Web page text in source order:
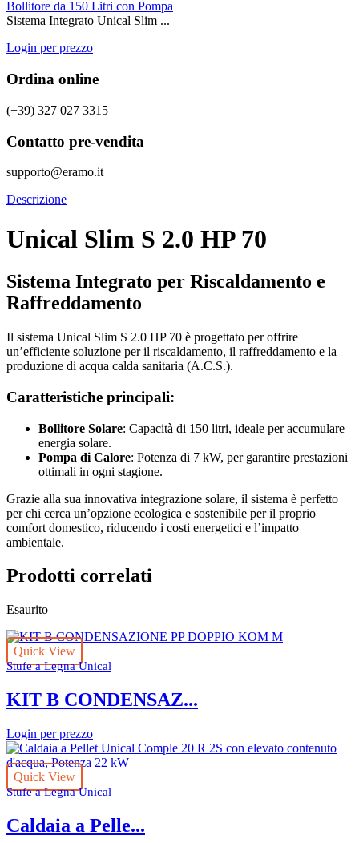
Sistema Integrato Unical Slim ...
Login per prezzo
Ordina online
(+39) 327 027 3315
Contatto pre-vendita
supporto@eramo.it
Descrizione
Unical Slim S 2.0 HP 70
Sistema Integrato per Riscaldamento e
Raffreddamento
Il sistema Unical Slim S 2.0 HP 70 è progettato per offrire
un’efficiente soluzione per il riscaldamento, il raffreddamento e la
produzione di acqua calda sanitaria (A.C.S.).
Caratteristiche principali:
Bollitore Solare: Capacità di 150 litri, ideale per accumulare
energia solare.
Pompa di Calore: Potenza di 7 kW, per garantire prestazioni
ottimali in ogni stagione.
Grazie alla sua innovativa integrazione solare, il sistema è perfetto
per chi cerca un’opzione ecologica e sostenibile per il proprio
comfort domestico, riducendo i costi energetici e l’impatto
ambientale.
Prodotti correlati
Esaurito
Quick View
Stufe a Legna Unical
KIT B CONDENSAZ...
Login per prezzo
Quick View
Stufe a Legna Unical
Caldaia a Pelle...